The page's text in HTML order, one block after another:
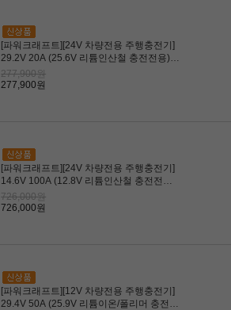
[파워크래프트][24V 차량전용 주행충전기]
29.2V 20A (25.6V 리튬인산철 충전전용)
(24V트럭, 무시동에어컨)
277,900원
277,900원
[파워크래프트][24V 차량전용 주행충전기]
14.6V 100A (12.8V 리튬인산철 충전전용)
(고성능 카라반ㆍ캠핑카용)
726,000원
726,000원
[파워크래프트][12V 차량전용 주행충전기]
29.4V 50A (25.9V 리튬이온/폴리머 충전전